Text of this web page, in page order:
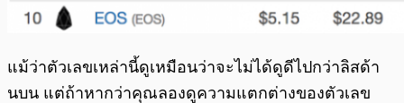
แม้ว่าตัวเลขเหล่านี้ดูเหมือนว่าจะไม่ได้ดูดีไปกว่าลิสด้า
นบน แต่ถ้าหากว่าคุณลองดูความแตกต่างของตัวเลข